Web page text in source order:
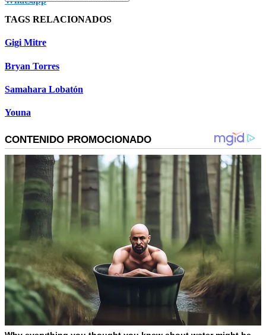
TAGS RELACIONADOS
Gigi Mitre
Bryan Torres
Samahara Lobatón
Youna